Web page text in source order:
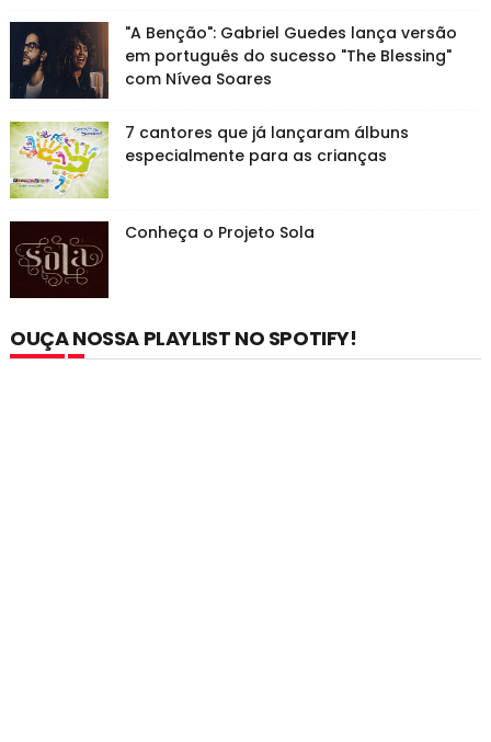
"A Benção": Gabriel Guedes lança versão
em português do sucesso "The Blessing"
com Nívea Soares
7 cantores que já lançaram álbuns
especialmente para as crianças
Conheça o Projeto Sola
OUÇA NOSSA PLAYLIST NO SPOTIFY!